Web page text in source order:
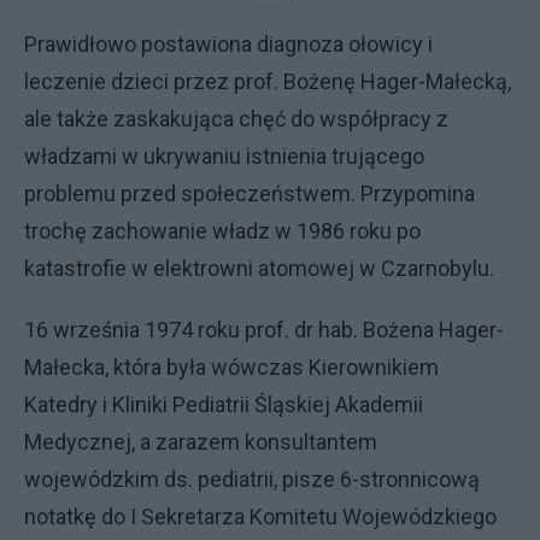
Prawidłowo postawiona diagnoza ołowicy i
leczenie dzieci przez prof. Bożenę Hager-Małecką,
ale także zaskakująca chęć do współpracy z
władzami w ukrywaniu istnienia trującego
problemu przed społeczeństwem. Przypomina
trochę zachowanie władz w 1986 roku po
katastrofie w elektrowni atomowej w Czarnobylu.
16 września 1974 roku prof. dr hab. Bożena Hager-
Małecka, która była wówczas Kierownikiem
Katedry i Kliniki Pediatrii Śląskiej Akademii
Medycznej, a zarazem konsultantem
wojewódzkim ds. pediatrii, pisze 6-stronnicową
notatkę do I Sekretarza Komitetu Wojewódzkiego